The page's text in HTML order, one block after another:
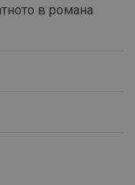
в романа